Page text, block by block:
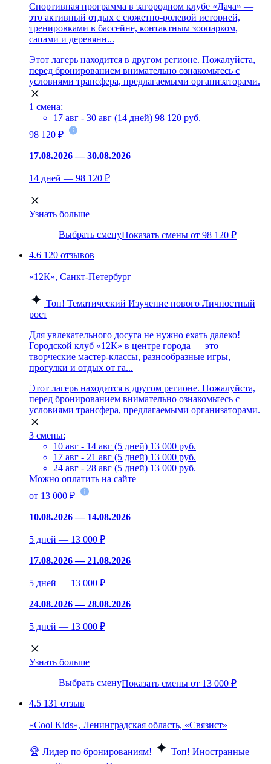
Спортивная программа в загородном клубе «Дача» —
это активный отдых с сюжетно-ролевой историей,
тренировками в бассейне, контактным зоопарком,
сапами и деревянн...
Этот лагерь находится в другом регионе. Пожалуйста,
перед бронированием внимательно ознакомьтесь с
условиями трансфера, предлагаемыми организаторами.
1 смена:
17 авг - 30 авг (14 дней) 98 120 руб.
98 120 ₽
17.08.2026 — 30.08.2026
14 дней — 98 120 ₽
Узнать больше
Выбрать сменуПоказать смены от 98 120 ₽
4.6 120 отзывов
«12К», Санкт-Петербург
Топ! Тематический Изучение нового Личностный
рост
Для увлекательного досуга не нужно ехать далеко!
Городской клуб «12К» в центре города — это
творческие мастер-классы, разнообразные игры,
прогулки и отдых от га...
Этот лагерь находится в другом регионе. Пожалуйста,
перед бронированием внимательно ознакомьтесь с
условиями трансфера, предлагаемыми организаторами.
3 смены:
10 авг - 14 авг (5 дней) 13 000 руб.
17 авг - 21 авг (5 дней) 13 000 руб.
24 авг - 28 авг (5 дней) 13 000 руб.
Можно оплатить на сайте
от 13 000 ₽
10.08.2026 — 14.08.2026
5 дней — 13 000 ₽
17.08.2026 — 21.08.2026
5 дней — 13 000 ₽
24.08.2026 — 28.08.2026
5 дней — 13 000 ₽
Узнать больше
Выбрать сменуПоказать смены от 13 000 ₽
4.5 131 отзыв
«Cool Kids», Ленинградская область, «Связист»
🏆 Лидер по бронированиям! Топ! Иностранные